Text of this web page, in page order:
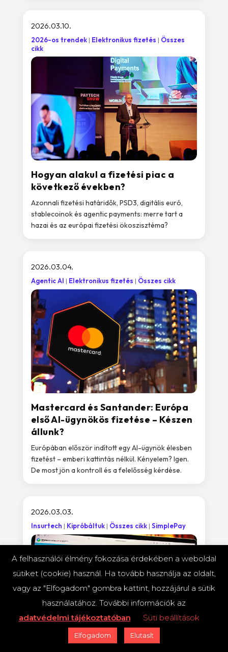
Hogyan alakul a fizetési piac a
következő években?
2026.03.10.
2026-os trendek Elektronikus fizetés
Összes
cikk
Azonnali fizetési határidők, PSD3, digitális euró,
stablecoinok és agentic payments: merre tart a
hazai és az európai fizetési ökoszisztéma?
Mastercard és Santander: Európa
első AI-ügynökös fizetése – Készen
állunk?
2026.03.04.
Agentic AI Elektronikus fizetés Összes cikk
Európában először indított egy AI-ügynök élesben
fizetést – emberi kattintás nélkül. Kényelem? Igen.
De most jön a kontroll és a felelősség kérdése.
2026.03.03.
Insurtech Kipróbáltuk Összes cikk SimplePay
A felhasználói élmény fokozása érdekében a weboldal
sütiket (cookie) használ. Ha tovább használja az oldalt,
vagy az "Elfogadom" gombra kattint, hozzájárul a sütik
használatához. További információk az
adatvédelmi tájékoztatóban
Süti beállítások
Elfogadom Elutasít